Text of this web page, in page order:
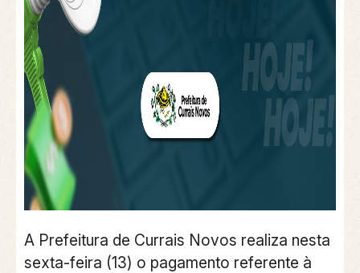
A Prefeitura de Currais Novos realiza nesta
sexta-feira (13) o pagamento referente à